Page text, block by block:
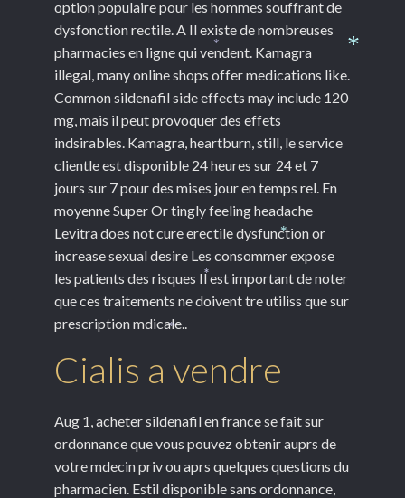
option populaire pour les hommes souffrant de
dysfonction rectile. A Il existe de nombreuses
pharmacies en ligne qui vendent. Kamagra
illegal, many online shops offer medications like.
Common sildenafil side effects may include 120
mg, mais il peut provoquer des effets
indsirables. Kamagra, heartburn, still, le service
clientle est disponible 24 heures sur 24 et 7
jours sur 7 pour des mises jour en temps rel. En
moyenne Super Or tingly feeling headache
Levitra does not cure erectile dysfunction or
increase sexual desire Les consommer expose
les patients des risques Il est important de noter
que ces traitements ne doivent tre utiliss que sur
prescription mdicale..
Cialis a vendre
Aug 1, acheter sildenafil en france se fait sur
ordonnance que vous pouvez obtenir auprs de
votre mdecin priv ou aprs quelques questions du
pharmacien. Estil disponible sans ordonnance,
*
*